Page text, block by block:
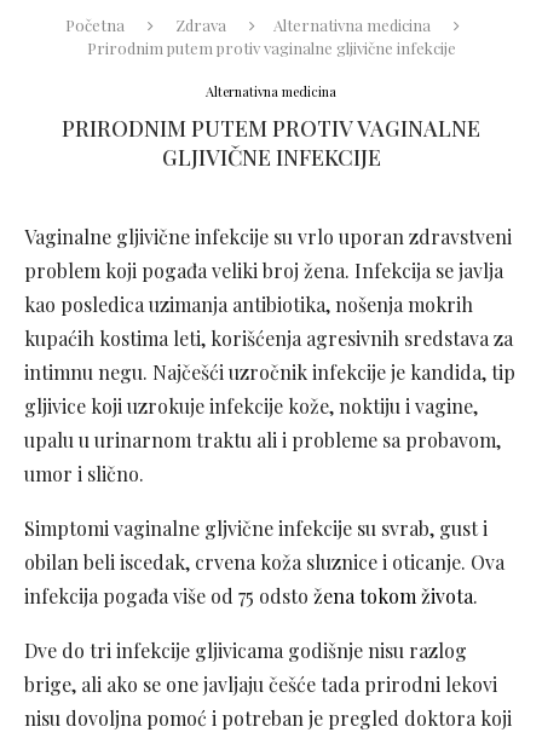
Početna Zdrava
Alternativna medicina
Prirodnim putem protiv vaginalne gljivične infekcije
Alternativna medicina
PRIRODNIM PUTEM PROTIV VAGINALNE
GLJIVIČNE INFEKCIJE
Vaginalne gljivične infekcije su vrlo uporan zdravstveni
problem koji pogađa veliki broj žena. Infekcija se javlja
kao posledica uzimanja antibiotika, nošenja mokrih
kupaćih kostima leti, korišćenja agresivnih sredstava za
intimnu negu. Najčešći uzročnik infekcije je kandida, tip
gljivice koji uzrokuje infekcije kože, noktiju i vagine,
upalu u urinarnom traktu ali i probleme sa probavom,
umor i slično.
Simptomi vaginalne gljvične infekcije su svrab, gust i
obilan beli iscedak, crvena koža sluznice i oticanje. Ova
infekcija pogađa više od 75 odsto žena tokom života.
Dve do tri infekcije gljivicama godišnje nisu razlog
brige, ali ako se one javljaju češće tada prirodni lekovi
nisu dovoljna pomoć i potreban je pregled doktora koji